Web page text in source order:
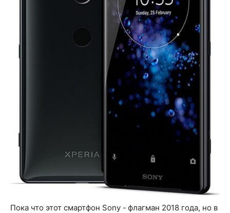
Пока что этот смартфон Sony - флагман 2018 года, но в